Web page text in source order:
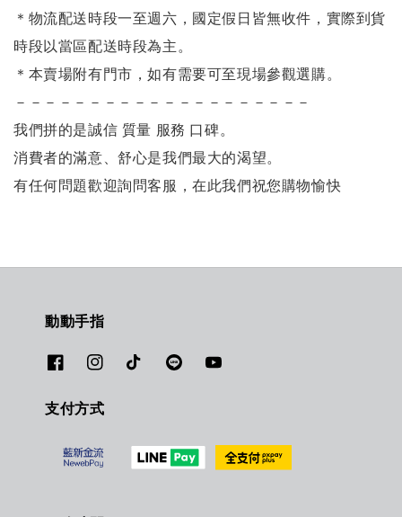
＊物流配送時段一至週六，國定假日皆無收件，實際到貨
時段以當區配送時段為主。
＊本賣場附有門市，如有需要可至現場參觀選購。
－－－－－－－－－－－－－－－－－－－－
我們拼的是誠信 質量 服務 口碑。
消費者的滿意、舒心是我們最大的渴望。
有任何問題歡迎詢問客服，在此我們祝您購物愉快
動動手指
支付方式